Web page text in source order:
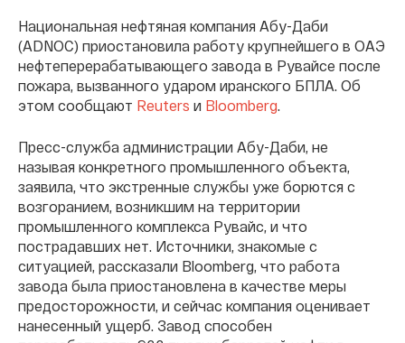
Национальная нефтяная компания Абу-Даби
(ADNOC) приостановила работу крупнейшего в ОАЭ
нефтеперерабатывающего завода в Рувайсе после
пожара, вызванного ударом иранского БПЛА. Об
этом сообщают Reuters и Bloomberg.
Пресс-служба администрации Абу-Даби, не
называя конкретного промышленного объекта,
заявила, что экстренные службы уже борются с
возгоранием, возникшим на территории
промышленного комплекса Рувайс, и что
пострадавших нет. Источники, знакомые с
ситуацией, рассказали Bloomberg, что работа
завода была приостановлена в качестве меры
предосторожности, и сейчас компания оценивает
нанесенный ущерб. Завод способен